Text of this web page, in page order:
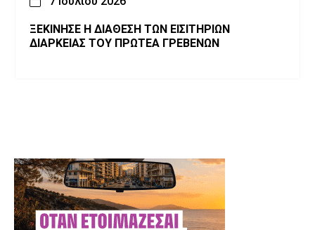
ΞΕΚΙΝΗΣΕ Η ΔΙΑΘΕΣΗ ΤΩΝ ΕΙΣΙΤΗΡΙΩΝ
ΔΙΑΡΚΕΙΑΣ ΤΟΥ ΠΡΩΤΕΑ ΓΡΕΒΕΝΩΝ